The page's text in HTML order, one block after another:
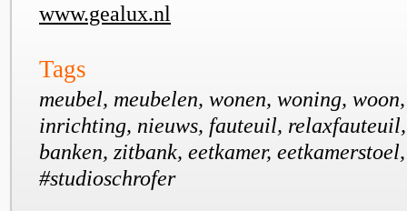
www.gealux.nl
Tags
meubel, meubelen, wonen, woning,
inrichting, nieuws, fauteuil,
banken, zitbank, eetkamer,
#studioschrofer